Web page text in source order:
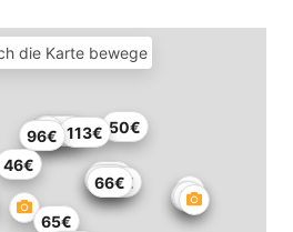
46€
183€
96€
65€
113€
284€
82€
139€
64€
66€
50€
die Karte bewege